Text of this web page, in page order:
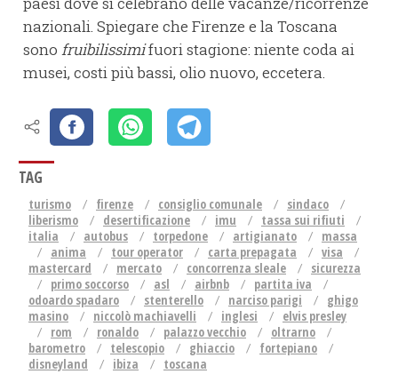
nazionali. Spiegare che Firenze e la Toscana
sono fruibilissimifuori stagione: niente coda ai
musei, costi più bassi, olio nuovo, eccetera.
TAG
turismo firenze consiglio comunale
sindaco
liberismo
desertificazione imu
tassa sui rifiuti
italia
autobus torpedone artigianato
massa
anima
tour operator carta prepagata
visa
mastercard
mercato concorrenza sleale
sicurezza
primo soccorso
asl airbnb
partita iva
odoardo spadaro
stenterello narciso parigi
ghigo
masino
niccolò machiavelli inglesi
elvis presley
rom
ronaldo palazzo vecchio
oltrarno
barometro
telescopio ghiaccio
fortepiano
disneyland
ibiza toscana